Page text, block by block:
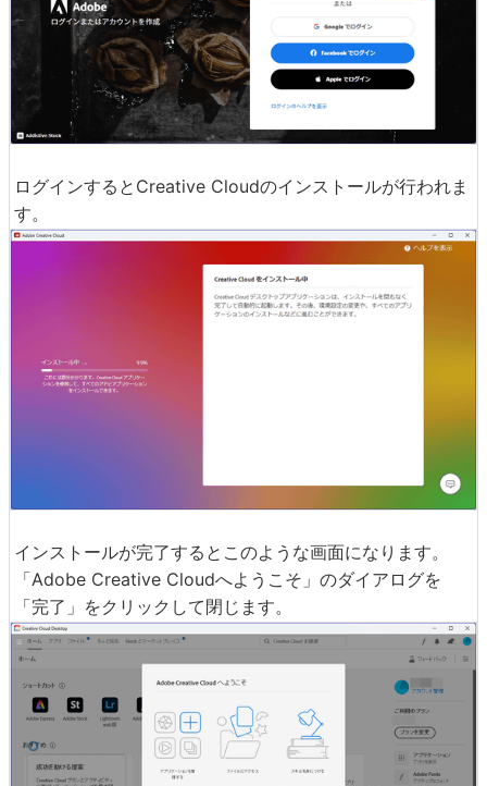
ログインするとCreative Cloudのインストールが行われま
す。
インストールが完了するとこのような画面になります。
「Adobe Creative Cloudへようこそ」のダイアログを
「完了」をクリックして閉じます。